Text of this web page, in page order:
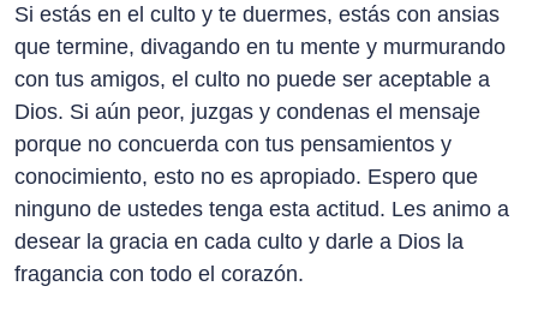
Si estás en el culto y te duermes, estás con ansias
que termine, divagando en tu mente y murmurando
con tus amigos, el culto no puede ser aceptable a
Dios. Si aún peor, juzgas y condenas el mensaje
porque no concuerda con tus pensamientos y
conocimiento, esto no es apropiado. Espero que
ninguno de ustedes tenga esta actitud. Les animo a
desear la gracia en cada culto y darle a Dios la
fragancia con todo el corazón.